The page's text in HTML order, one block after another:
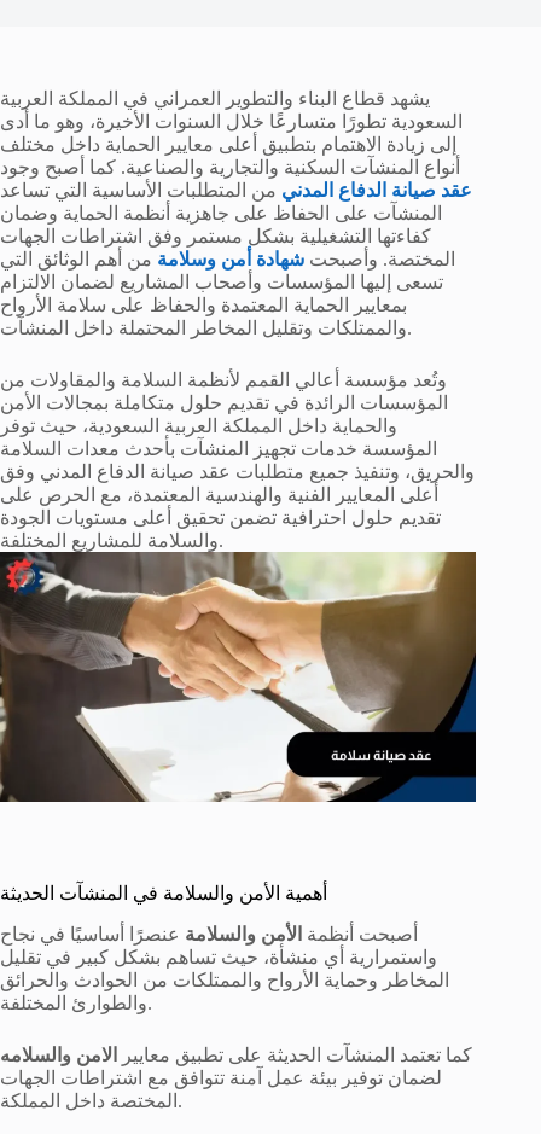
يشهد قطاع البناء والتطوير العمراني في المملكة العربية
السعودية تطورًا متسارعًا خلال السنوات الأخيرة، وهو ما أدى
إلى زيادة الاهتمام بتطبيق أعلى معايير الحماية داخل مختلف
أنواع المنشآت السكنية والتجارية والصناعية. كما أصبح وجود
عقد صيانة الدفاع المدني من المتطلبات الأساسية التي تساعد
المنشآت على الحفاظ على جاهزية أنظمة الحماية وضمان
كفاءتها التشغيلية بشكل مستمر وفق اشتراطات الجهات
المختصة. وأصبحت شهادة أمن وسلامة من أهم الوثائق التي
تسعى إليها المؤسسات وأصحاب المشاريع لضمان الالتزام
بمعايير الحماية المعتمدة والحفاظ على سلامة الأرواح
والممتلكات وتقليل المخاطر المحتملة داخل المنشآت.
وتُعد مؤسسة أعالي القمم لأنظمة السلامة والمقاولات من
المؤسسات الرائدة في تقديم حلول متكاملة بمجالات الأمن
والحماية داخل المملكة العربية السعودية، حيث توفر
المؤسسة خدمات تجهيز المنشآت بأحدث معدات السلامة
والحريق، وتنفيذ جميع متطلبات عقد صيانة الدفاع المدني وفق
أعلى المعايير الفنية والهندسية المعتمدة، مع الحرص على
تقديم حلول احترافية تضمن تحقيق أعلى مستويات الجودة
والسلامة للمشاريع المختلفة.
أهمية الأمن والسلامة في المنشآت الحديثة
أصبحت أنظمة الأمن والسلامة عنصرًا أساسيًا في نجاح
واستمرارية أي منشأة، حيث تساهم بشكل كبير في تقليل
المخاطر وحماية الأرواح والممتلكات من الحوادث والحرائق
والطوارئ المختلفة.
كما تعتمد المنشآت الحديثة على تطبيق معايير
الامن والسلامه
لضمان توفير بيئة عمل آمنة تتوافق مع اشتراطات الجهات
المختصة داخل المملكة.